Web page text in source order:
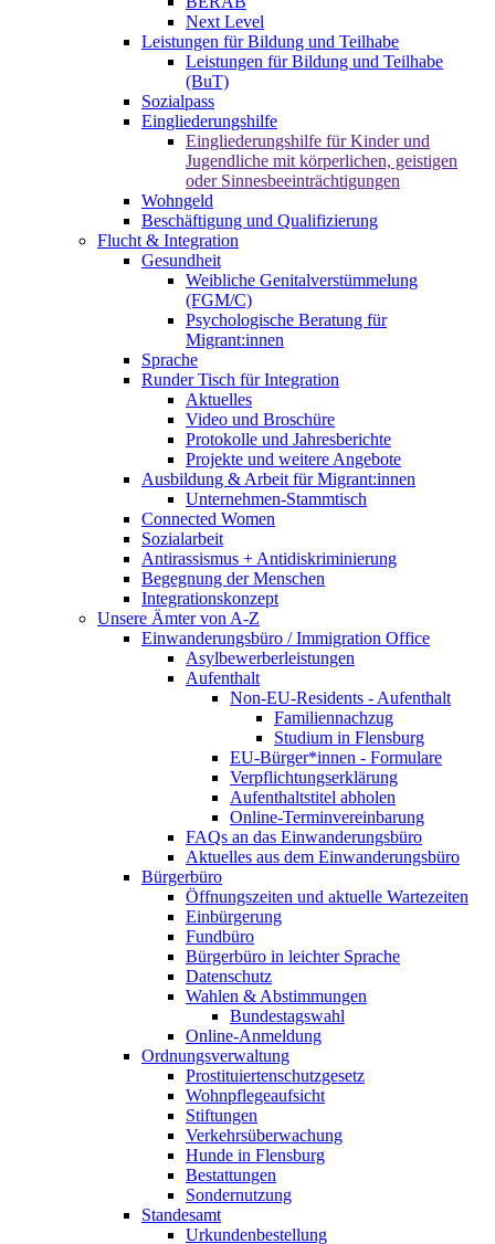
Next Level
Leistungen für Bildung und Teilhabe
Leistungen für Bildung und Teilhabe
(BuT)
Sozialpass
Eingliederungshilfe
Eingliederungshilfe für Kinder und
Jugendliche mit körperlichen, geistigen
oder Sinnesbeeinträchtigungen
Wohngeld
Beschäftigung und Qualifizierung
Flucht & Integration
Gesundheit
Weibliche Genitalverstümmelung
(FGM/C)
Psychologische Beratung für
Migrant:innen
Sprache
Runder Tisch für Integration
Aktuelles
Video und Broschüre
Protokolle und Jahresberichte
Projekte und weitere Angebote
Ausbildung & Arbeit für Migrant:innen
Unternehmen-Stammtisch
Connected Women
Sozialarbeit
Antirassismus + Antidiskriminierung
Begegnung der Menschen
Integrationskonzept
Unsere Ämter von A-Z
Einwanderungsbüro / Immigration Office
Asylbewerberleistungen
Aufenthalt
Non-EU-Residents - Aufenthalt
Familiennachzug
Studium in Flensburg
EU-Bürger*innen - Formulare
Verpflichtungserklärung
Aufenthaltstitel abholen
Online-Terminvereinbarung
FAQs an das Einwanderungsbüro
Aktuelles aus dem Einwanderungsbüro
Bürgerbüro
Öffnungszeiten und aktuelle Wartezeiten
Einbürgerung
Fundbüro
Bürgerbüro in leichter Sprache
Datenschutz
Wahlen & Abstimmungen
Bundestagswahl
Online-Anmeldung
Ordnungsverwaltung
Prostituiertenschutzgesetz
Wohnpflegeaufsicht
Stiftungen
Verkehrsüberwachung
Hunde in Flensburg
Bestattungen
Sondernutzung
Standesamt
Urkundenbestellung